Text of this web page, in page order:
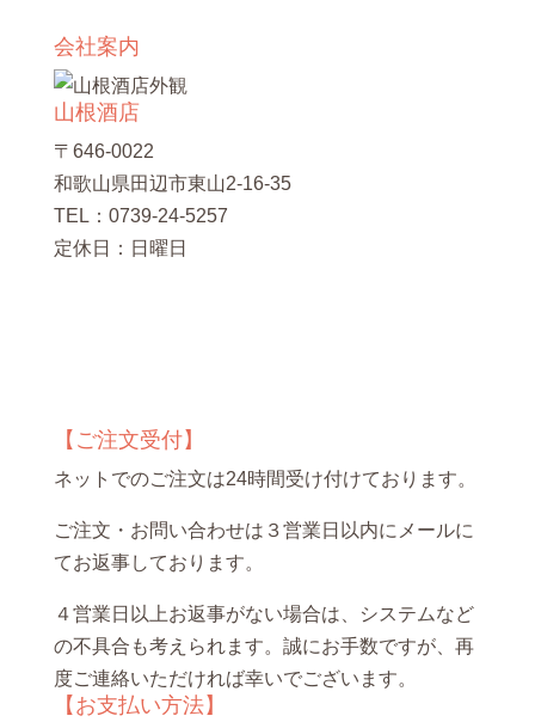
会社案内
山根酒店
〒646-0022
和歌山県田辺市東山2-16-35
TEL：0739-24-5257
定休日：日曜日
【ご注文受付】
ネットでのご注文は24時間受け付けております。
ご注文・お問い合わせは３営業日以内にメールに
てお返事しております。
４営業日以上お返事がない場合は、システムなど
の不具合も考えられます。誠にお手数ですが、再
度ご連絡いただければ幸いでございます。
【お支払い方法】